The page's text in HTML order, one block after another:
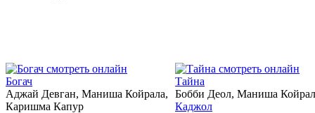
Богач
Аджай Девган, Маниша Койрала,
Каришма Капур
Тайна
Бобби Деол, Маниша
Каджол